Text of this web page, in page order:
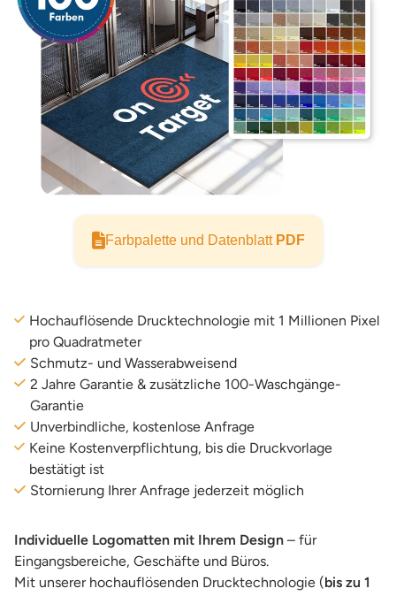
Farbpalette und Datenblatt PDF
Hochauflösende Drucktechnologie mit 1 Millionen Pixel
pro Quadratmeter
Schmutz- und Wasserabweisend
2 Jahre Garantie & zusätzliche 100-Waschgänge-
Garantie
Unverbindliche, kostenlose Anfrage
Keine Kostenverpflichtung, bis die Druckvorlage
bestätigt ist
Stornierung Ihrer Anfrage jederzeit möglich
Individuelle Logomatten mit Ihrem Design – für
Eingangsbereiche, Geschäfte und Büros.
Mit unserer hochauflösenden Drucktechnologie (bis zu 1